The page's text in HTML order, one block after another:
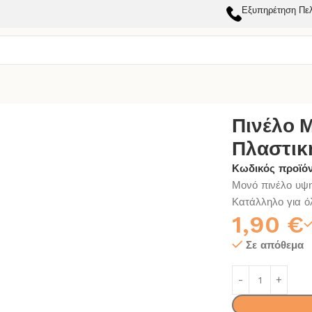
Εξυπηρέτηση
Πινέλο
Κωδικός
Μονό πινέλο
Κατάλληλο για
1,90 €
Σε απόθεμα